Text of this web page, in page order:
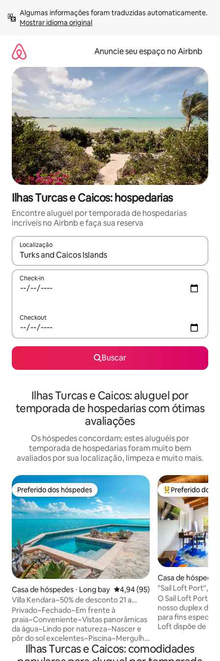
para
Mostrar idioma original
Anuncie seu espaço no Airbnb
Ilhas Turcas e Caicos: hospedarias
Encontre aluguel por temporada de hospedarias
incríveis no Airbnb e faça sua reserva
Localização
Quando os resultados estiverem disponíveis, explore-os
Check-in
Checkout
Buscar
Ilhas Turcas e Caicos: aluguel por
temporada de hospedarias com ótimas
avaliações
Os hóspedes concordam: estes aluguéis por
temporada de hospedarias foram muito bem
avaliados por sua localização, limpeza e muito mais.
Preferido dos hóspedes
Preferido dos hóspedes
Casa de hóspedes ⋅ Long bay 4,94 de uma avaliação média
4,94 (95)
Villa Kendara~50% de desconto 21 a
25/08~Praia~Priv~Portão~Vista
Privado~Fechado~Em frente à
praia~Conveniente~Vistas panorâmicas
da água~Lindo por natureza~Nascer e
pôr do sol excelentes~Piscina~Mergulho
com snorkel~5 min do Grace Bay Hub e
praias, restaurantes, lojas,
Entre os
Preferido dos
Casa de
ales
"Sail Loft Port",
acesso à praia
O Sail Loft Port é
nosso duplex de
para fins específicos. Nosso
Loft dispõe de
equipada com
banheira e cozinha
Ilhas Turcas e Caicos: comodidades